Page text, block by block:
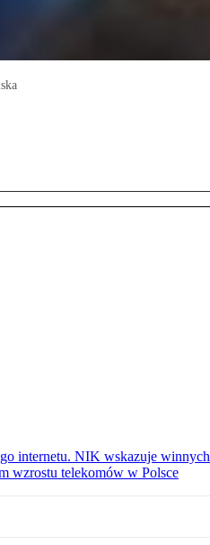
internetu. NIK wskazuje winnych
wzrostu telekomów w Polsce